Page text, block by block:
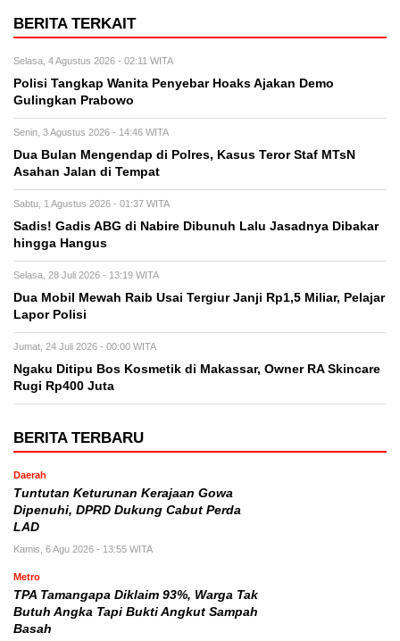
BERITA TERKAIT
Selasa, 4 Agustus 2026 - 02:11 WITA
Polisi Tangkap Wanita Penyebar Hoaks Ajakan Demo
Gulingkan Prabowo
Senin, 3 Agustus 2026 - 14:46 WITA
Dua Bulan Mengendap di Polres, Kasus Teror Staf MTsN
Asahan Jalan di Tempat
Sabtu, 1 Agustus 2026 - 01:37 WITA
Sadis! Gadis ABG di Nabire Dibunuh Lalu Jasadnya Dibakar
hingga Hangus
Selasa, 28 Juli 2026 - 13:19 WITA
Dua Mobil Mewah Raib Usai Tergiur Janji Rp1,5 Miliar, Pelajar
Lapor Polisi
Jumat, 24 Juli 2026 - 00:00 WITA
Ngaku Ditipu Bos Kosmetik di Makassar, Owner RA Skincare
Rugi Rp400 Juta
BERITA TERBARU
Daerah
Tuntutan Keturunan Kerajaan Gowa
Dipenuhi, DPRD Dukung Cabut Perda
LAD
Kamis, 6 Agu 2026 - 13:55 WITA
Metro
TPA Tamangapa Diklaim 93%, Warga Tak
Butuh Angka Tapi Bukti Angkut Sampah
Basah